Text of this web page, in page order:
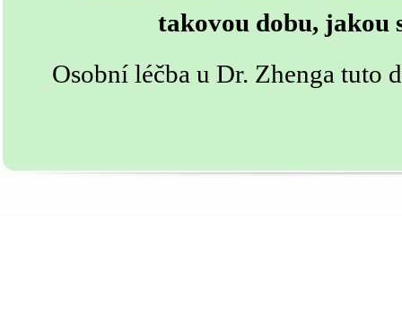
takovou dobu, jakou
Osobní léčba u Dr. Zhenga tuto